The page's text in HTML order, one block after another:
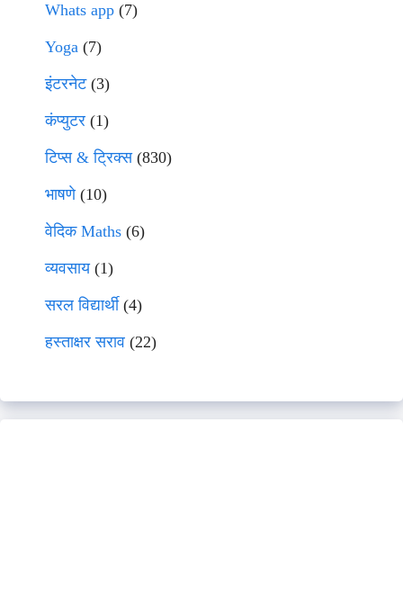
Whats app (7)
Yoga (7)
इंटरनेट(3)
कंप्युटर (1)
टिप्स & ट्रिक्स(830)
भाषणे(10)
वेदिक Maths (6)
व्यवसाय(1)
सरल विद्यार्थी(4)
हस्ताक्षर सराव (22)